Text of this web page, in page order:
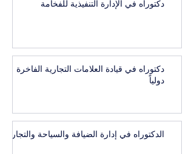
دكتوراه في الإدارة التنفيذية للفخامة
دكتوراه في قيادة العلامات التجارية الفاخرة
دولياً
الدكتوراه في إدارة الضيافة والسياحة والتجارب